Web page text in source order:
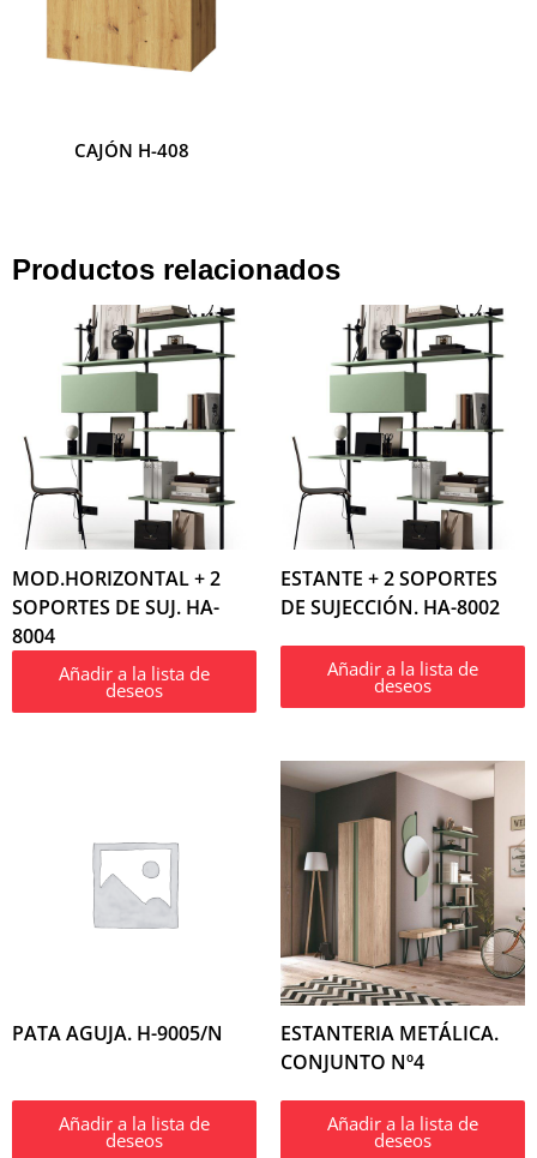
CAJÓN H-408
Productos relacionados
MOD.HORIZONTAL + 2
SOPORTES DE SUJ. HA-
8004
Añadir a la lista de
deseos
ESTANTE + 2 SOPORTES
DE SUJECCIÓN. HA-8002
Añadir a la lista de
deseos
PATA AGUJA. H-9005/N
Añadir a la lista de
deseos
ESTANTERIA METÁLICA.
CONJUNTO Nº4
Añadir a la lista de
deseos